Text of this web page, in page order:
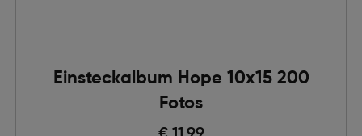
Einsteckalbum Hope 10x15 200
Fotos